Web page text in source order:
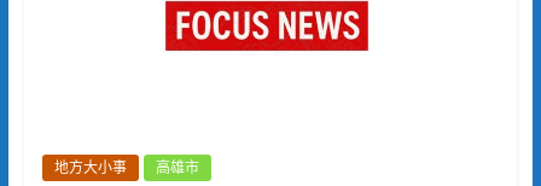
地方大小事 高雄市